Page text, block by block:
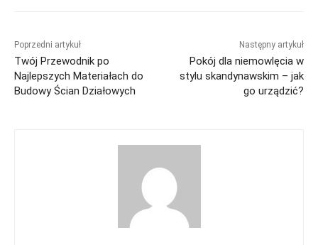
Poprzedni artykuł
Twój Przewodnik po
Najlepszych Materiałach do
Budowy Ścian Działowych
Następny artykuł
Pokój dla niemowlęcia w
stylu skandynawskim – jak
go urządzić?